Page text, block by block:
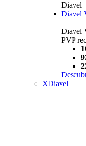
Diavel
Diavel
Diavel
PVP
XDiavel